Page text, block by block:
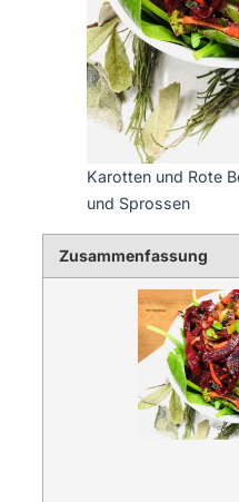
Karotten und Rote
und Sprossen
Zusammenfassung